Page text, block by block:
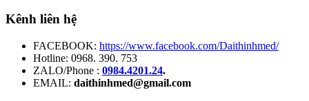
Kênh liên hệ
FACEBOOK: https://www.facebook.com/Daithinhmed/
Hotline: 0968. 390. 753
ZALO/Phone : 0984.4201.24.
EMAIL: daithinhmed@gmail.com